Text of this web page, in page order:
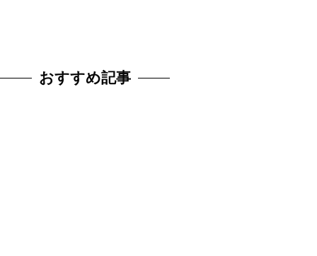
おすすめ記事